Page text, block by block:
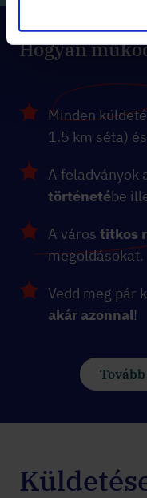
Hogyan
Minden
1.5 km séta) és
A feladványok
történetébe
A város titkos
megoldásokat.
Vedd meg pár
akár azonnal!